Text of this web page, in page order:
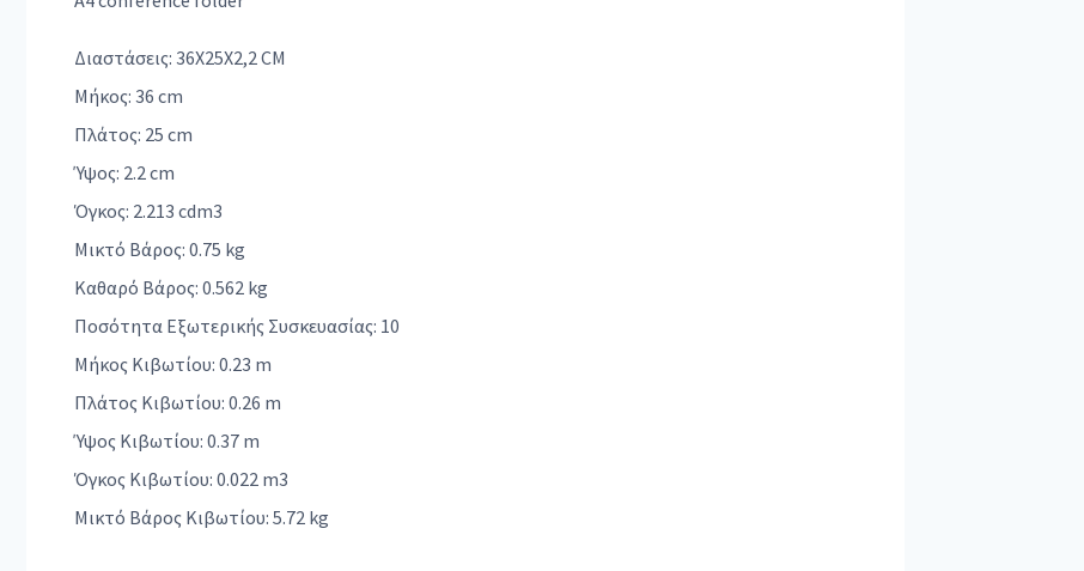
Διαστάσεις: 36X25X2,2 CM
Μήκος: 36 cm
Πλάτος: 25 cm
Ύψος: 2.2 cm
Όγκος: 2.213 cdm3
Μικτό Βάρος: 0.75 kg
Καθαρό Βάρος: 0.562 kg
Ποσότητα Εξωτερικής Συσκευασίας: 10
Μήκος Κιβωτίου: 0.23 m
Πλάτος Κιβωτίου: 0.26 m
Ύψος Κιβωτίου: 0.37 m
Όγκος Κιβωτίου: 0.022 m3
Μικτό Βάρος Κιβωτίου: 5.72 kg